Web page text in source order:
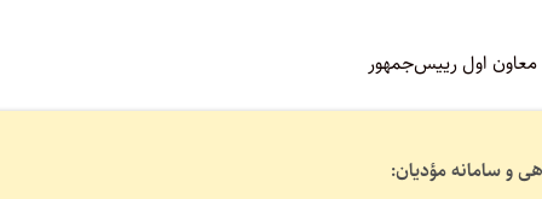
اول رییس‌جمهور